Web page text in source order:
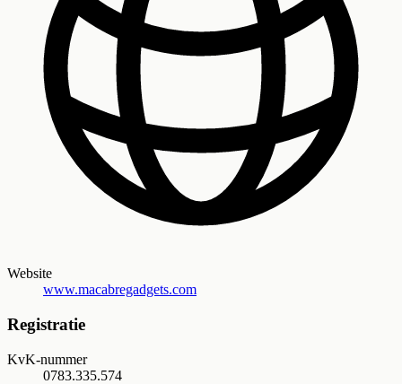
Website
www.macabregadgets.com
Registratie
KvK-nummer
0783.335.574